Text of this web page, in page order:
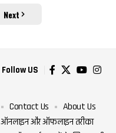
Next
Follow US
Contact Us
About Us
और ऑफलाइन तरीका